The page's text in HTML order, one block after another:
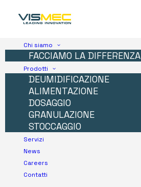
Chi siamo
FACCIAMO LA DIFFERENZA
Prodotti
DEUMIDIFICAZIONE
ALIMENTAZIONE
DOSAGGIO
GRANULAZIONE
STOCCAGGIO
Servizi
News
Careers
Contatti